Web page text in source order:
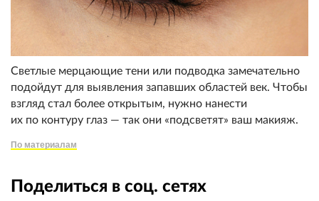
Светлые мерцающие тени или подводка замечательно
подойдут для выявления запавших областей век. Чтобы
взгляд стал более открытым, нужно нанести
их по контуру глаз — так они «подсветят» ваш макияж.
По материалам
Поделиться в соц. сетях